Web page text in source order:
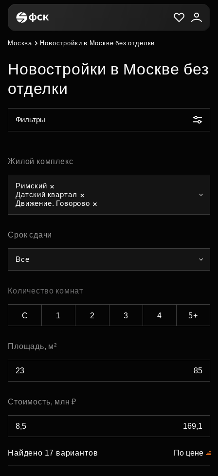
Москва Новостройки в Москве без отделки
Новостройки в Москве без
отделки
Фильтры
Жилой комплекс
Римский
Датский квартал
Движение. Говорово
Срок сдачи
Все
Количество комнат
С 1 2 3 4 5+
Площадь, м²
Стоимость, млн ₽
Найдено 17 вариантов По цене